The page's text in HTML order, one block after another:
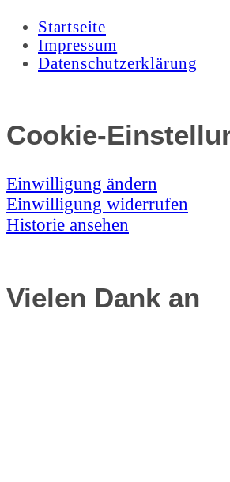
Startseite
Impressum
Datenschutzerklärung
Cookie-
Einwilligung ändern
Einwilligung widerrufen
Historie ansehen
Vielen Dank an